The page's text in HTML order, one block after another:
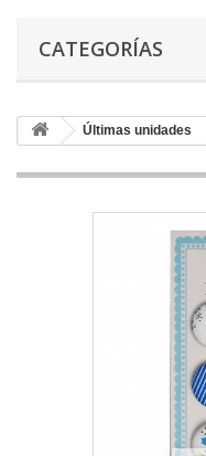
CATEGORÍAS
Últimas unidades